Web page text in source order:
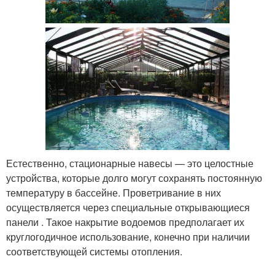
Естественно, стационарные навесы — это целостные
устройства, которые долго могут сохранять постоянную
температуру в бассейне. Проветривание в них
осуществляется через специальные открывающиеся
панели . Такое накрытие водоемов предполагает их
круглогодичное использование, конечно при наличии
соответствующей системы отопления.